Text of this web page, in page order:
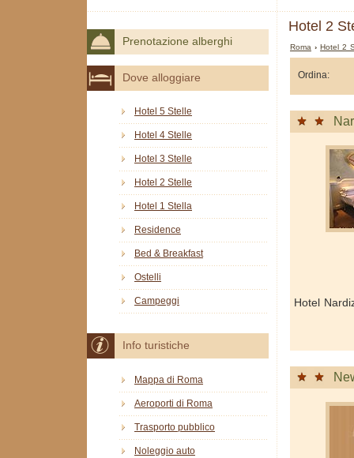
Hotel 2
Roma ›Hotel 2
Ordina:
Hotel
Prenotazione alberghi
Dove alloggiare
Hotel 5 Stelle
Hotel 4 Stelle
Hotel 3 Stelle
Hotel 2 Stelle
Hotel 1 Stella
Residence
Bed & Breakfast
Ostelli
Campeggi
Info turistiche
Mappa di Roma
Aeroporti di Roma
Trasporto pubblico
Noleggio auto